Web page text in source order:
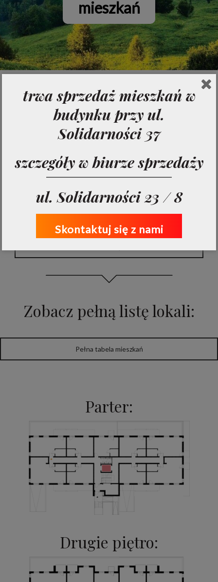
mieszkań
Zobacz listę lokali według
piętra:
Drugie piętro
Pierwsze piętro
Zobacz pełną listę lokali:
Pełna tabela mieszkań
Parter:
Drugie piętro:
trwa sprzedaż mieszkań w
budynku przy ul.
Solidarności 37
szczegóły w biurze sprzedaży
ul. Solidarności 23 / 8
Skontaktuj się z nami